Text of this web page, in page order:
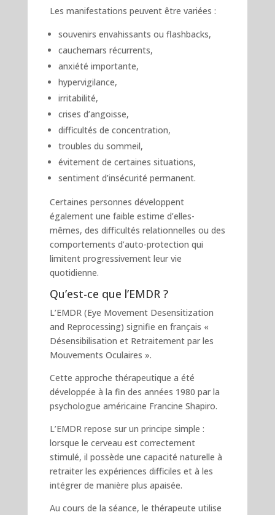
Les manifestations peuvent être variées :
souvenirs envahissants ou flashbacks,
cauchemars récurrents,
anxiété importante,
hypervigilance,
irritabilité,
crises d’angoisse,
difficultés de concentration,
troubles du sommeil,
évitement de certaines situations,
sentiment d’insécurité permanent.
Certaines personnes développent
également une faible estime d’elles-
mêmes, des difficultés relationnelles ou des
comportements d’auto-protection qui
limitent progressivement leur vie
quotidienne.
Qu’est-ce que l’EMDR ?
L’EMDR (Eye Movement Desensitization
and Reprocessing) signifie en français «
Désensibilisation et Retraitement par les
Mouvements Oculaires ».
Cette approche thérapeutique a été
développée à la fin des années 1980 par la
psychologue américaine Francine Shapiro.
L’EMDR repose sur un principe simple :
lorsque le cerveau est correctement
stimulé, il possède une capacité naturelle à
retraiter les expériences difficiles et à les
intégrer de manière plus apaisée.
Au cours de la séance, le thérapeute utilise